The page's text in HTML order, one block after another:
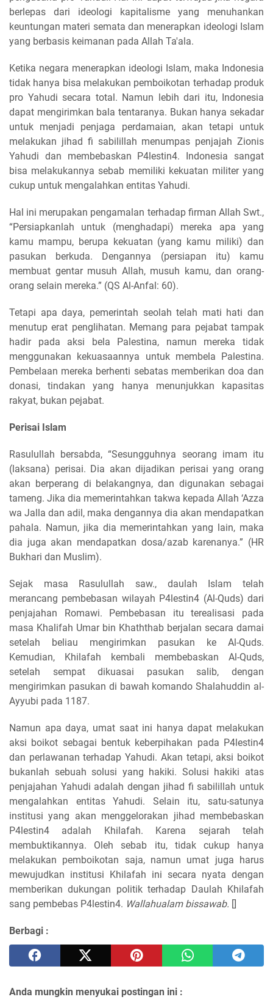
berlepas dari ideologi kapitalisme yang menuhankan
keuntungan materi semata dan menerapkan ideologi Islam
yang berbasis keimanan pada Allah Ta'ala.
Ketika negara menerapkan ideologi Islam, maka Indonesia
tidak hanya bisa melakukan pemboikotan terhadap produk
pro Yahudi secara total. Namun lebih dari itu, Indonesia
dapat mengirimkan bala tentaranya. Bukan hanya sekadar
untuk menjadi penjaga perdamaian, akan tetapi untuk
melakukan jihad fi sabilillah menumpas penjajah Zionis
Yahudi dan membebaskan P4lestin4. Indonesia sangat
bisa melakukannya sebab memiliki kekuatan militer yang
cukup untuk mengalahkan entitas Yahudi.
Hal ini merupakan pengamalan terhadap firman Allah Swt.,
“Persiapkanlah untuk (menghadapi) mereka apa yang
kamu mampu, berupa kekuatan (yang kamu miliki) dan
pasukan berkuda. Dengannya (persiapan itu) kamu
membuat gentar musuh Allah, musuh kamu, dan orang-
orang selain mereka.” (QS Al-Anfal: 60).
Tetapi apa daya, pemerintah seolah telah mati hati dan
menutup erat penglihatan. Memang para pejabat tampak
hadir pada aksi bela Palestina, namun mereka tidak
menggunakan kekuasaannya untuk membela Palestina.
Pembelaan mereka berhenti sebatas memberikan doa dan
donasi, tindakan yang hanya menunjukkan kapasitas
rakyat, bukan pejabat.
Perisai Islam
Rasulullah bersabda, “Sesungguhnya seorang imam itu
(laksana) perisai. Dia akan dijadikan perisai yang orang
akan berperang di belakangnya, dan digunakan sebagai
tameng. Jika dia memerintahkan takwa kepada Allah ‘Azza
wa Jalla dan adil, maka dengannya dia akan mendapatkan
pahala. Namun, jika dia memerintahkan yang lain, maka
dia juga akan mendapatkan dosa/azab karenanya.” (HR
Bukhari dan Muslim).
Sejak masa Rasulullah saw., daulah Islam telah
merancang pembebasan wilayah P4lestin4 (Al-Quds) dari
penjajahan Romawi. Pembebasan itu terealisasi pada
masa Khalifah Umar bin Khaththab berjalan secara damai
setelah beliau mengirimkan pasukan ke Al-Quds.
Kemudian, Khilafah kembali membebaskan Al-Quds,
setelah sempat dikuasai pasukan salib, dengan
mengirimkan pasukan di bawah komando Shalahuddin al-
Ayyubi pada 1187.
Namun apa daya, umat saat ini hanya dapat melakukan
aksi boikot sebagai bentuk keberpihakan pada P4lestin4
dan perlawanan terhadap Yahudi. Akan tetapi, aksi boikot
bukanlah sebuah solusi yang hakiki. Solusi hakiki atas
penjajahan Yahudi adalah dengan jihad fi sabilillah untuk
mengalahkan entitas Yahudi. Selain itu, satu-satunya
institusi yang akan menggelorakan jihad membebaskan
P4lestin4 adalah Khilafah. Karena sejarah telah
membuktikannya. Oleh sebab itu, tidak cukup hanya
melakukan pemboikotan saja, namun umat juga harus
mewujudkan institusi Khilafah ini secara nyata dengan
memberikan dukungan politik terhadap Daulah Khilafah
sang pembebas P4lestin4. Wallahualam bissawab. []
Berbagi :
Anda mungkin menyukai postingan ini :